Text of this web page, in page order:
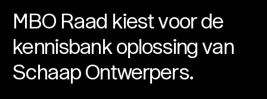
MBO Raad kiest voor de
kennisbank oplossing van
Schaap Ontwerpers.